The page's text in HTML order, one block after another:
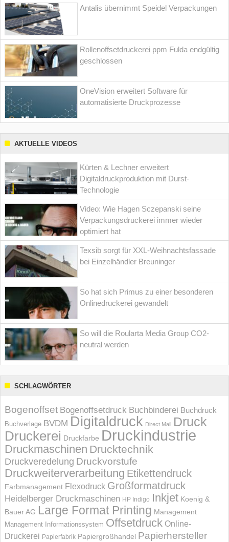
Antalis übernimmt Speidel Verpackungen
Rollenoffsetdruckerei ppm Fulda endgültig
geschlossen
OneVision erweitert Software für
automatisierte Druckprozesse
AKTUELLE VIDEOS
Kürten & Lechner erweitert
Digitaldruckproduktion mit Durst-
Technologie
Video: Wie Hagen Sczepanski seine
Verpackungsdruckerei immer wieder
optimiert hat
Texsib sorgt für XXL-Weihnachtsfassade
bei Einzelhändler Breuninger
So hat sich Primus zu einer besonderen
Onlinedruckerei gewandelt
So will die Roularta Media Group CO2-
neutral werden
SCHLAGWÖRTER
Bogenoffset Bogenoffsetdruck Buchbinderei Buchdruck
Buchverlage BVDM Digitaldruck Direct Mail Druck
Druckerei Druckfarbe Druckindustrie
Druckmaschinen Drucktechnik
Druckveredelung Druckvorstufe
Druckweiterverarbeitung Etikettendruck
Farbmanagement Flexodruck Großformatdruck
Heidelberger Druckmaschinen HP Indigo Inkjet Koenig &
Bauer AG Large Format Printing Management
Management Informations­system Offsetdruck Online-
Druckerei Papierfabrik Papiergroßhandel Papierhersteller